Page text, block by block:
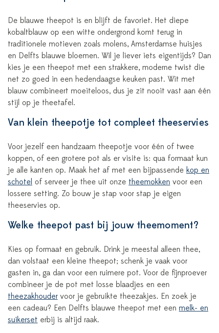
De blauwe theepot is en blijft de favoriet. Het diepe
kobaltblauw op een witte ondergrond komt terug in
traditionele motieven zoals molens, Amsterdamse huisjes
en Delfts blauwe bloemen. Wil je liever iets eigentijds? Dan
kies je een theepot met een strakkere, moderne twist die
net zo goed in een hedendaagse keuken past. Wit met
blauw combineert moeiteloos, dus je zit nooit vast aan één
stijl op je theetafel.
Van klein theepotje tot compleet theeservies
Voor jezelf een handzaam theepotje voor één of twee
koppen, of een grotere pot als er visite is: qua formaat kun
je alle kanten op. Maak het af met een bijpassende kop en
schotel of serveer je thee uit onze theemokken voor een
lossere setting. Zo bouw je stap voor stap je eigen
theeservies op.
Welke theepot past bij jouw theemoment?
Kies op formaat en gebruik. Drink je meestal alleen thee,
dan volstaat een kleine theepot; schenk je vaak voor
gasten in, ga dan voor een ruimere pot. Voor de fijnproever
combineer je de pot met losse blaadjes en een
theezakhouder voor je gebruikte theezakjes. En zoek je
een cadeau? Een Delfts blauwe theepot met een melk- en
suikerset erbij is altijd raak.